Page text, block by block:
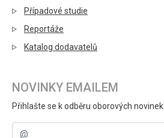
Případové studie
Reportáže
Katalog dodavatelů
NOVINKY EMAILEM
Přihlašte se k odběru oborových